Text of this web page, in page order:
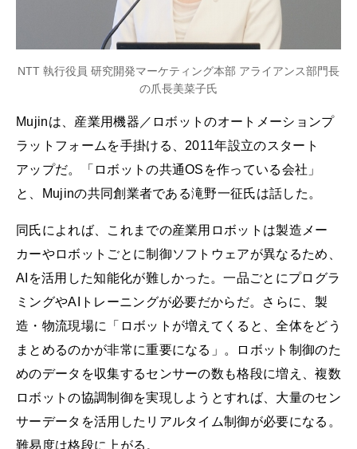
NTT 執行役員 研究開発マーケティング本部 アライアンス部門長
の爪長美菜子氏
Mujinは、産業用機器／ロボットのオートメーションプ
ラットフォームを手掛ける、2011年設立のスタート
アップだ。「ロボットの共通OSを作っている会社」
と、Mujinの共同創業者である滝野一征氏は話した。
同氏によれば、これまでの産業用ロボットは製造メー
カーやロボットごとに制御ソフトウェアが異なるため、
AIを活用した知能化が難しかった。一品ごとにプログラ
ミングやAIトレーニングが必要だからだ。さらに、製
造・物流現場に「ロボットが増えてくると、全体をどう
まとめるのかが非常に重要になる」。ロボット制御のた
めのデータを収集するセンサーの数も格段に増え、複数
ロボットの協調制御を実現しようとすれば、大量のセン
サーデータを活用したリアルタイム制御が必要になる。
難易度は格段に上がる。